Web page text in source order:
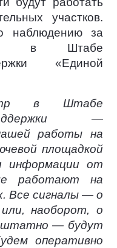
участков.
наблюдению за
в Штабе
«Единой
в Штабе
—
работы на
площадкой
информации от
работают на
Все сигналы — о
наоборот, о
штатно — будут
оперативно